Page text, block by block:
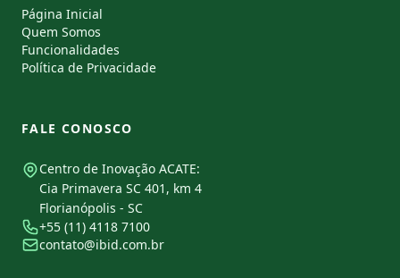
Página Inicial
Quem Somos
Funcionalidades
Política de Privacidade
FALE CONOSCO
Centro de Inovação ACATE:
Cia Primavera SC 401, km 4
Florianópolis - SC
+55 (11) 4118 7100
contato@ibid.com.br